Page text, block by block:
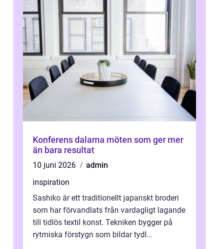
Konferens dalarna möten som ger mer
än bara resultat
10 juni 2026
admin
inspiration
Sashiko är ett traditionellt japanskt broderi
som har förvandlats från vardagligt lagande
till tidlös textil konst. Tekniken bygger på
rytmiska förstygn som bildar tydl...